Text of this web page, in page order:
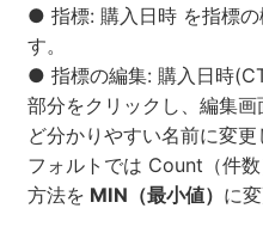
● 指標: 購入日時 を指標の
す。
● 指標の編集: 購入日時
部分をクリックし、編集
ど分かりやすい名前に変
フォルトでは Count（件
方法を MIN（最小値） に